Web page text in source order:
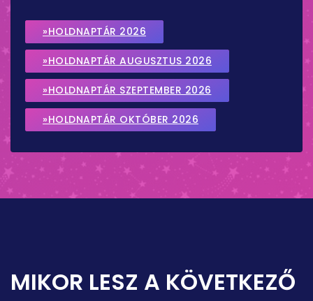
»HOLDNAPTÁR 2026
»HOLDNAPTÁR AUGUSZTUS 2026
»HOLDNAPTÁR SZEPTEMBER 2026
»HOLDNAPTÁR OKTÓBER 2026
MIKOR LESZ A KÖVETKEZŐ